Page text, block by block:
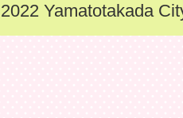
Yamatotakada